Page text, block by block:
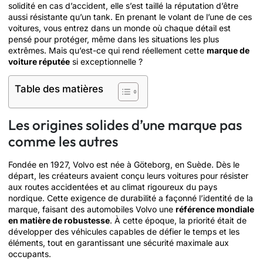
solidité en cas d’accident, elle s’est taillé la réputation d’être
aussi résistante qu’un tank. En prenant le volant de l’une de ces
voitures, vous entrez dans un monde où chaque détail est
pensé pour protéger, même dans les situations les plus
extrêmes. Mais qu’est-ce qui rend réellement cette marque de
voiture réputée si exceptionnelle ?
Table des matières
Les origines solides d’une marque pas
comme les autres
Fondée en 1927, Volvo est née à Göteborg, en Suède. Dès le
départ, les créateurs avaient conçu leurs voitures pour résister
aux routes accidentées et au climat rigoureux du pays
nordique. Cette exigence de durabilité a façonné l’identité de la
marque, faisant des automobiles Volvo une référence mondiale
en matière de robustesse. À cette époque, la priorité était de
développer des véhicules capables de défier le temps et les
éléments, tout en garantissant une sécurité maximale aux
occupants.